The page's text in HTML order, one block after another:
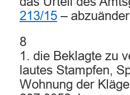
213/15 –
8
1. die Beklagte zu
lautes Stampfen,
Wohnung der